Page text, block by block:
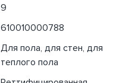
9
610010000788
Для пола, для стен, для
теплого пола